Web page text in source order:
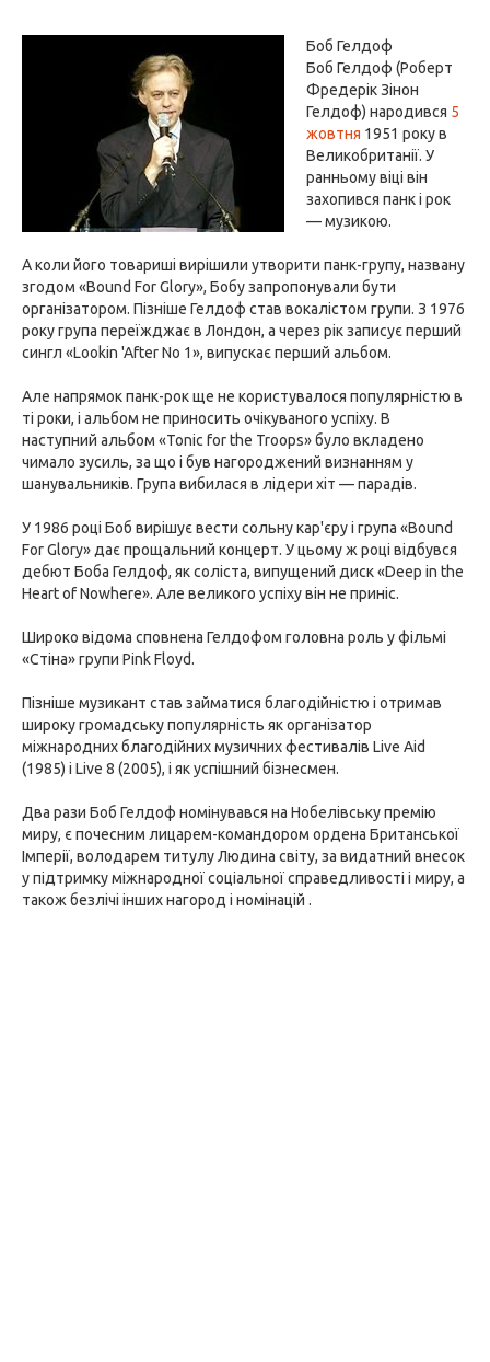
Боб Гелдоф
Боб Гелдоф (Роберт
Фредерік Зінон
Гелдоф) народився 5
жовтня 1951 року в
Великобританії. У
ранньому віці він
захопився панк і рок
— музикою.
А коли його товариші вирішили утворити панк-групу, названу
згодом «Bound For Glory», Бобу запропонували бути
організатором. Пізніше Гелдоф став вокалістом групи. З 1976
року група переїжджає в Лондон, а через рік записує перший
сингл «Lookin 'After No 1», випускає перший альбом.
Але напрямок панк-рок ще не користувалося популярністю в
ті роки, і альбом не приносить очікуваного успіху. В
наступний альбом «Tonic for the Troops» було вкладено
чимало зусиль, за що і був нагороджений визнанням у
шанувальників. Група вибилася в лідери хіт — парадів.
У 1986 році Боб вирішує вести сольну кар'єру і група «Bound
For Glory» дає прощальний концерт. У цьому ж році відбувся
дебют Боба Гелдоф, як соліста, випущений диск «Deep in the
Heart of Nowhere». Але великого успіху він не приніс.
Широко відома сповнена Гелдофом головна роль у фільмі
«Стіна» групи Pink Floyd.
Пізніше музикант став займатися благодійністю і отримав
широку громадську популярність як організатор
міжнародних благодійних музичних фестивалів Live Aid
(1985) і Live 8 (2005), і як успішний бізнесмен.
Два рази Боб Гелдоф номінувався на Нобелівську премію
миру, є почесним лицарем-командором ордена Британської
Імперії, володарем титулу Людина світу, за видатний внесок
у підтримку міжнародної соціальної справедливості і миру, а
також безлічі інших нагород і номінацій .